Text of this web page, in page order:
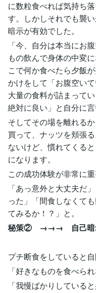
に数粒食べれば気持ち
す。しかしそれでも襲
暗示が有効でした。
「今、自分は本当にお
もの飲んで身体の中変
こで何か食べたら夕飯
かけをして「お腹空い
大量の食料が詰まって
絶対に良い」と自分に言
そしてその場を離れる
買って、ナッツを頬張
ないけど、慣れてくる
になります。
この成功体験が非常に重
「あっ意外と大丈夫だ
った」「間食しなくて
てみるか！？」と。
秘策② →→→ 自己暗
プチ断食をしていると
「好きなものを食べら
「我慢ばかりしている